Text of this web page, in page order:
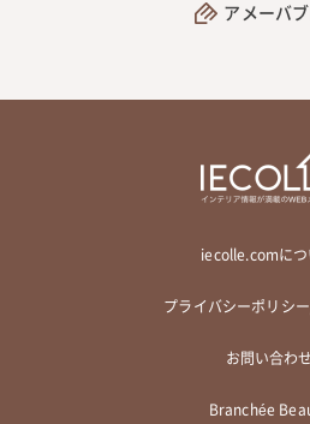
アメーバ
iecolle.comに
プライバシーポリシ
お問い合わせ
Branchée